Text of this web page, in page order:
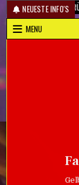
Skip
to
content
NEUESTE INFO'S
MENU